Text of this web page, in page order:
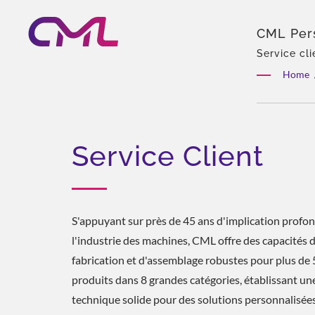
CML
EMC,
Service
de
Home
Service Client
S'appuyant sur près de 45 ans d'implication
l'industrie des machines, CML offre des capacités
fabrication et d'assemblage robustes pour plus de
produits dans 8 grandes catégories, établissant
technique solide pour des solutions